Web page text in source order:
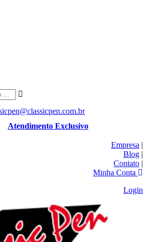
Atendimento Exclusivo
Empresa |
Blog |
Contato |
Minha Conta
Login